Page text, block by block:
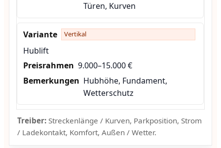
Türen, Kurven
Vertikal
Hublift
9.000–15.000 €
Hubhöhe, Fundament,
Wetterschutz
Treiber:Streckenlänge / Kurven, Parkposition, Strom
/ Ladekontakt, Komfort, Außen / Wetter.